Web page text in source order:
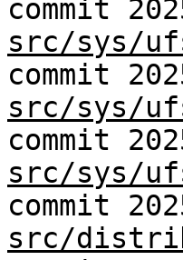
commit
src/sys/
commit
src/sys/
commit
src/sys/
commit
src/